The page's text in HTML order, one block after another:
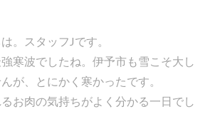
。スタッフJです。
寒波でしたね。伊予市も雪こそ大し
が、とにかく寒かったです。
お肉の気持ちがよく分かる一日でし